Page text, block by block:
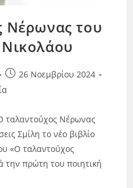
Νέρωνας του
26 Νοεμβρίου 2024
ταλαντούχος Νέρωνας
Σμίλη το νέο βιβλίο
«Ο ταλαντούχος
την πρώτη του ποιητική